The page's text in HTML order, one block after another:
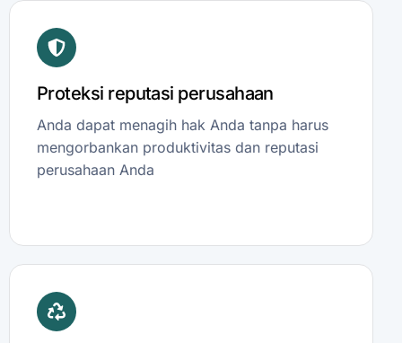
Proteksi reputasi perusahaan
Anda dapat menagih hak Anda tanpa harus
mengorbankan produktivitas dan reputasi
perusahaan Anda